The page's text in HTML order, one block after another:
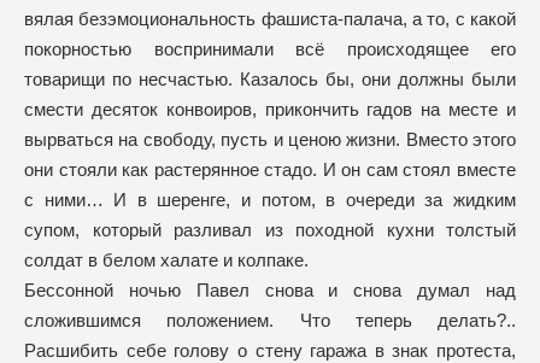
вялая безэмоциональность фашиста-палача, а то, с какой
покорностью воспринимали всё происходящее его
товарищи по несчастью. Казалось бы, они должны были
смести десяток конвоиров, прикончить гадов на месте и
вырваться на свободу, пусть и ценою жизни. Вместо этого
они стояли как растерянное стадо. И он сам стоял вместе
с ними… И в шеренге, и потом, в очереди за жидким
супом, который разливал из походной кухни толстый
солдат в белом халате и колпаке.
Бессонной ночью Павел снова и снова думал над
сложившимся положением. Что теперь делать?..
Расшибить себе голову о стену гаража в знак протеста,